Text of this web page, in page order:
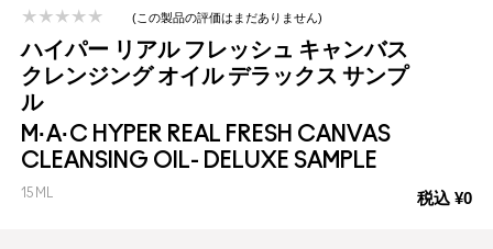
ハイパー リアル フレッシュ キャンバス
クレンジング オイル デラックス サンプ
ル
M·A·C HYPER REAL FRESH CANVAS
CLEANSING OIL- DELUXE SAMPLE
税込 ¥0
15ML
この製品の評価はまだありません